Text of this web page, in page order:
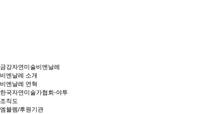
금강자연미술비엔날레
비엔날레 소개
비엔날레 연혁
한국자연미술가협회-야투
조직도
엠블렘/후원기관